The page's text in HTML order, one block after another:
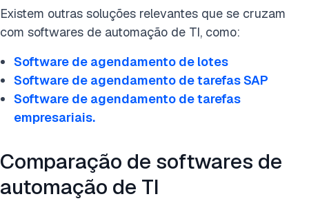
Existem outras soluções relevantes que se cruzam
com softwares de automação de TI, como:
Software de agendamento de lotes
Software de agendamento de tarefas SAP
Software de agendamento de tarefas
empresariais.
Comparação de softwares de
automação de TI